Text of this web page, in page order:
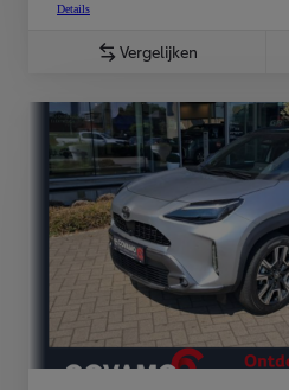
Details
Vergelijken